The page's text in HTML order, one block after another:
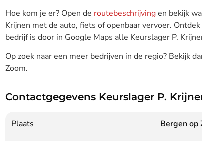
Hoe kom je er? Open de routebeschrijvingen bekijk
Krijnen met de auto, fiets of openbaar vervoer.
bedrijf is door in Google Maps alle Keurslager P.
Op zoek naar een meer bedrijven in de regio? Bekijk
Zoom.
Contactgegevens Keurslager P.
Plaats Bergen op